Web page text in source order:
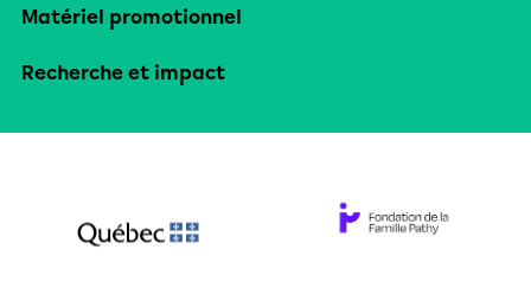
Matériel promotionnel
Recherche et impact